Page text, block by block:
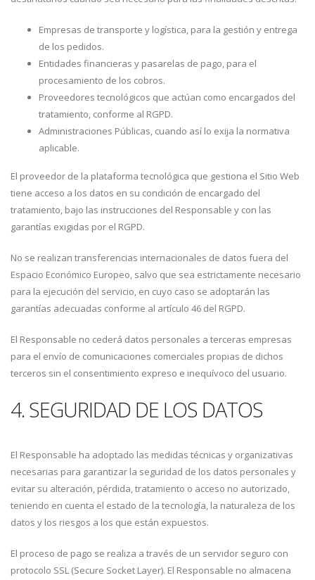
Empresas de transporte y logística, para la gestión y entrega
de los pedidos.
Entidades financieras y pasarelas de pago, para el
procesamiento de los cobros.
Proveedores tecnológicos que actúan como encargados del
tratamiento, conforme al RGPD.
Administraciones Públicas, cuando así lo exija la normativa
aplicable.
El proveedor de la plataforma tecnológica que gestiona el Sitio Web
tiene acceso a los datos en su condición de encargado del
tratamiento, bajo las instrucciones del Responsable y con las
garantías exigidas por el RGPD.
No se realizan transferencias internacionales de datos fuera del
Espacio Económico Europeo, salvo que sea estrictamente necesario
para la ejecución del servicio, en cuyo caso se adoptarán las
garantías adecuadas conforme al artículo 46 del RGPD.
El Responsable no cederá datos personales a terceras empresas
para el envío de comunicaciones comerciales propias de dichos
terceros sin el consentimiento expreso e inequívoco del usuario.
4. SEGURIDAD DE LOS DATOS
El Responsable ha adoptado las medidas técnicas y organizativas
necesarias para garantizar la seguridad de los datos personales y
evitar su alteración, pérdida, tratamiento o acceso no autorizado,
teniendo en cuenta el estado de la tecnología, la naturaleza de los
datos y los riesgos a los que están expuestos.
El proceso de pago se realiza a través de un servidor seguro con
protocolo SSL (Secure Socket Layer). El Responsable no almacena